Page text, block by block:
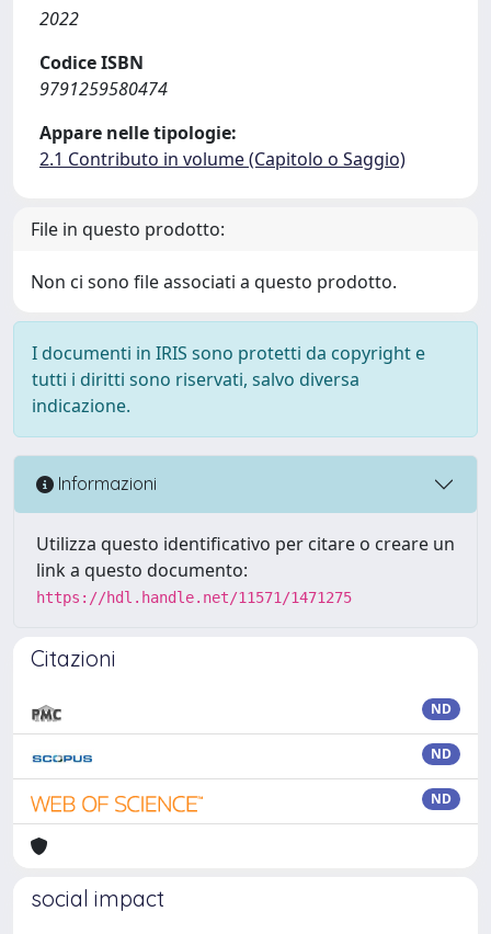
2022
Codice ISBN
9791259580474
Appare nelle tipologie:
2.1 Contributo in volume (Capitolo o Saggio)
File in questo prodotto:
Non ci sono file associati a questo prodotto.
I documenti in IRIS sono protetti da copyright e
tutti i diritti sono riservati, salvo diversa
indicazione.
Informazioni
Utilizza questo identificativo per citare o creare un
link a questo documento:
https://hdl.handle.net/11571/1471275
Citazioni
ND
ND
ND
social impact